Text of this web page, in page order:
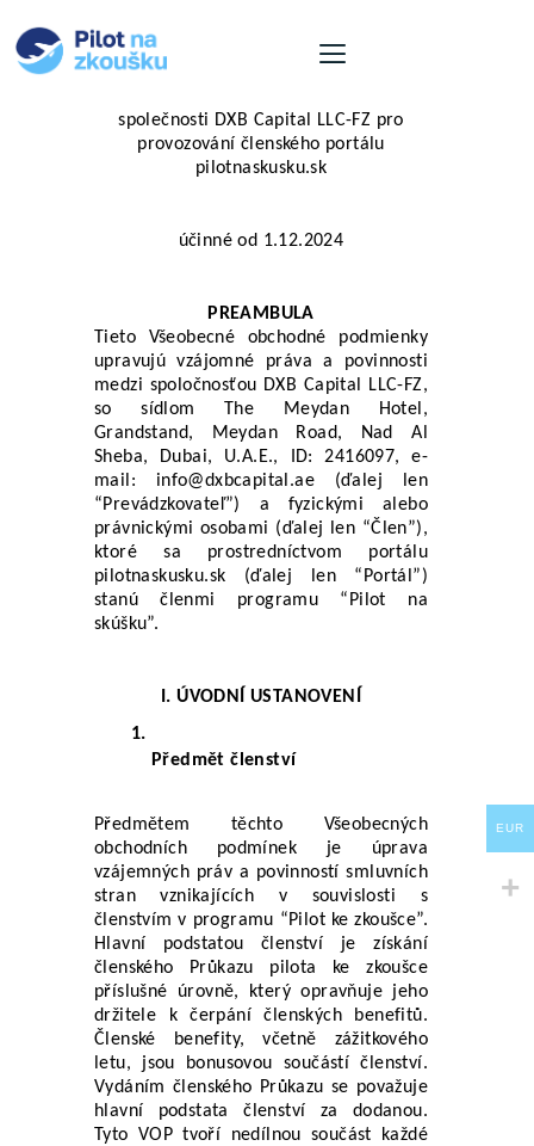
Naše letadla
Aktuality
Kontakt
Košík
Jazyk
společnosti DXB Capital LLC-FZ pro
provozování členského portálu
pilotnaskusku.sk
účinné od 1.12.2024
PREAMBULA
Tieto Všeobecné obchodné podmienky
upravujú vzájomné práva a povinnosti
medzi spoločnosťou DXB Capital LLC-FZ,
so sídlom The Meydan Hotel,
Grandstand, Meydan Road, Nad Al
Sheba, Dubai, U.A.E., ID: 2416097, e-
mail: info@dxbcapital.ae (ďalej len
“Prevádzkovateľ”) a fyzickými alebo
právnickými osobami (ďalej len “Člen”),
ktoré sa prostredníctvom portálu
pilotnaskusku.sk (ďalej len “Portál”)
stanú členmi programu “Pilot na
skúšku”.
I. ÚVODNÍ USTANOVENÍ
Předmět členství
Předmětem těchto Všeobecných
obchodních podmínek je úprava
vzájemných práv a povinností smluvních
stran vznikajících v souvislosti s
členstvím v programu “Pilot ke zkoušce”.
Hlavní podstatou členství je získání
členského Průkazu pilota ke zkoušce
příslušné úrovně, který opravňuje jeho
držitele k čerpání členských benefitů.
Členské benefity, včetně zážitkového
letu, jsou bonusovou součástí členství.
Vydáním členského Průkazu se považuje
hlavní podstata členství za dodanou.
Tyto VOP tvoří nedílnou součást každé
EUR